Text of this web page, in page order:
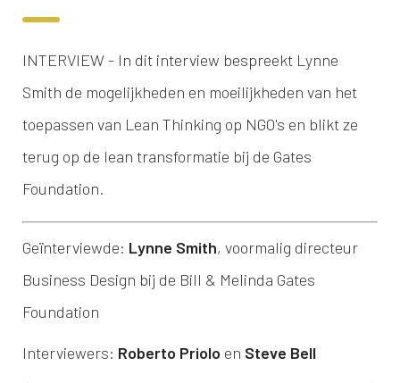
INTERVIEW - In dit interview bespreekt Lynne
Smith de mogelijkheden en moeilijkheden van het
toepassen van Lean Thinking op NGO's en blikt ze
terug op de lean transformatie bij de Gates
Foundation.
Geïnterviewde: Lynne Smith, voormalig directeur
Business Design bij de Bill & Melinda Gates
Foundation
Interviewers: Roberto Priolo en Steve Bell